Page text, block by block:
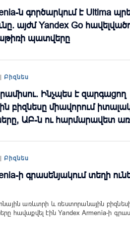
ն գործարկում է Ultima
այժմ Yandex Go
պատվերը
Բիզնես
Ինչպես է զարգացող
բիզնեսը միավորում
ԱԲ-ն ու հարմարավետ
Բիզնես
ի գրասենյակում տեղի
առևտրի և ռեստորանային
հավաքվել էին Yandex Armenia-ի